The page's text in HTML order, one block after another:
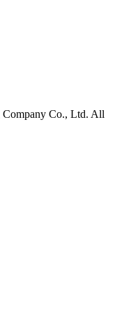
Co., Ltd. All